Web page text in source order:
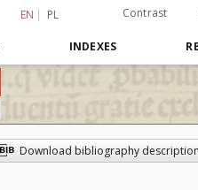
EN PL Contrast
INDEXES
Download bibliography description